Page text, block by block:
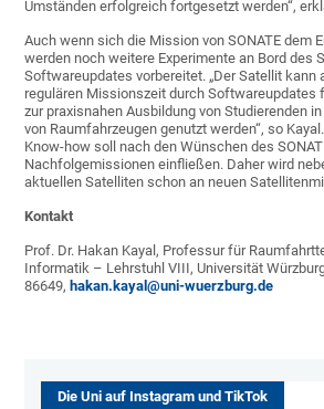
Umständen erfolgreich fortgesetzt werden“,
Auch wenn sich die Mission von SONATE dem
werden noch weitere Experimente an Bord des
Softwareupdates vorbereitet. „Der Satellit kann
regulären Missionszeit durch Softwareupdates
zur praxisnahen Ausbildung von Studierenden
von Raumfahrzeugen genutzt werden“, so
Know-how soll nach den Wünschen des
Nachfolgemissionen einfließen. Daher wird
aktuellen Satelliten schon an neuen
Kontakt
Prof. Dr. Hakan Kayal, Professur für
Informatik – Lehrstuhl VIII, Universität
86649,hakan.kayal@uni-wuerzburg.de
Die Uni auf Instagram und TikTok